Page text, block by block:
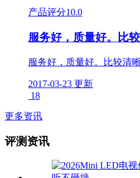
产品评分10.0
服务好，质量好。比
服务好，质量好。比较清
2017-03-23 更新
18
更多资讯
评测资讯